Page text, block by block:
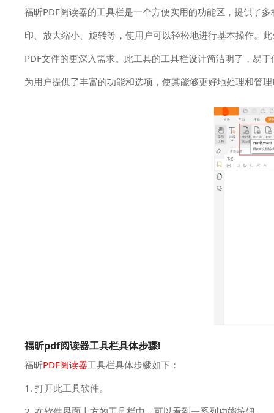
福昕PDF阅读器的工具栏是一个方便实用的功能区，提供了
印、放大缩小、旋转等，使用户可以轻松地进行基本操作。
PDF文件的更深入需求。此工具的工具栏设计简洁明了，易
为用户提供了丰富的功能和选项，使其能够更好地处理和管
福昕pdf阅读器工具栏具体步骤!
福昕PDF阅读器工具栏具体步骤如下：
1. 打开此工具软件。